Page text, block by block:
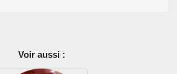
Voir aussi :